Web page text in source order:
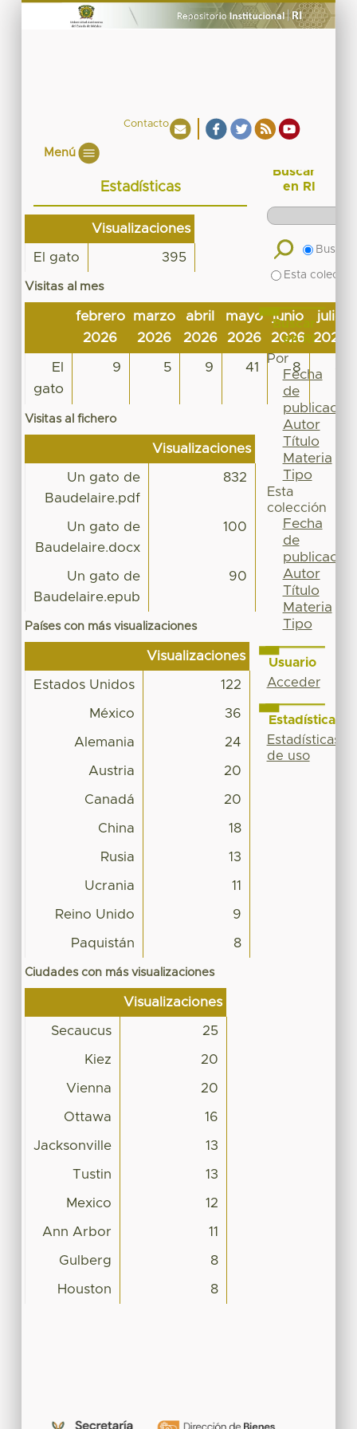
Contacto
Menú
Estadísticas
Visualizaciones
El gato 395
Visitas al mes
febrero
2026
marzo
2026
abril
2026
mayo
2026
junio
2026
julio
2026
El
gato
9 5 9 41 8
Visitas al fichero
Visualizaciones
Un gato de
Baudelaire.pdf
832
Un gato de
Baudelaire.docx
100
Un gato de
Baudelaire.epub
90
Países con más visualizaciones
Visualizaciones
Estados Unidos 122
México 36
Alemania 24
Austria 20
Canadá 20
China 18
Rusia 13
Ucrania 11
Reino Unido 9
Paquistán 8
Ciudades con más visualizaciones
Visualizaciones
Secaucus 25
Kiez 20
Vienna 20
Ottawa 16
Jacksonville 13
Tustin 13
Mexico 12
Ann Arbor 11
Gulberg 8
Houston 8
Buscar
en RI
Buscar
Esta
Buscar
en RI
Por
Fecha
de
publicación
Autor
Título
Materia
Tipo
Esta
colección
Fecha
de
publicación
Autor
Título
Materia
Tipo
Usuario
Acceder
Estadísticas
Estadísticas
de uso